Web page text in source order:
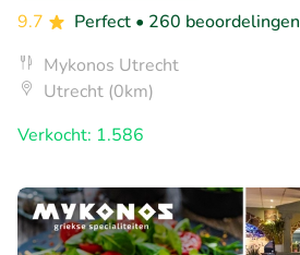
9.7
Perfect • 260 beoordelingen
Mykonos Utrecht
Utrecht (0km)
Verkocht: 1.586